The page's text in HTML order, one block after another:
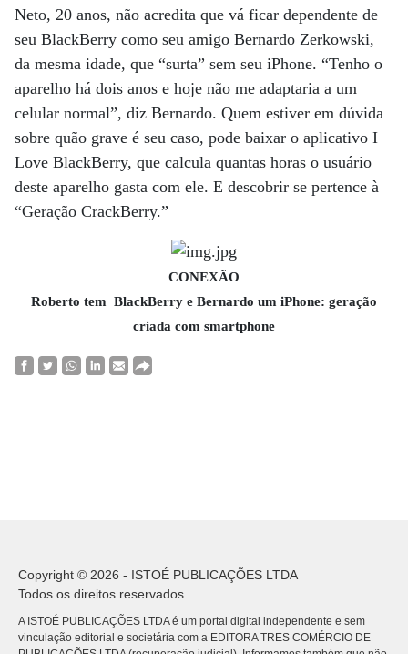
Neto, 20 anos, não acredita que vá ficar dependente de
seu BlackBerry como seu amigo Bernardo Zerkowski,
da mesma idade, que “surta” sem seu iPhone. “Tenho o
aparelho há dois anos e hoje não me adaptaria a um
celular normal”, diz Bernardo. Quem estiver em dúvida
sobre quão grave é seu caso, pode baixar o aplicativo I
Love BlackBerry, que calcula quantas horas o usuário
deste aparelho gasta com ele. E descobrir se pertence à
“Geração CrackBerry.”
CONEXÃO
Roberto tem BlackBerry e Bernardo um iPhone: geração
criada com smartphone
Copyright © 2026 - ISTOÉ PUBLICAÇÕES LTDA
Todos os direitos reservados.
A ISTOÉ PUBLICAÇÕES LTDA é um portal digital independente e sem
vinculação editorial e societária com a EDITORA TRES COMÉRCIO DE